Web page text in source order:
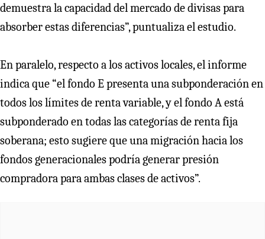
demuestra la capacidad del mercado de divisas para
absorber estas diferencias”, puntualiza el estudio.
En paralelo, respecto a los activos locales, el informe
indica que “el fondo E presenta una subponderación en
todos los límites de renta variable, y el fondo A está
subponderado en todas las categorías de renta fija
soberana; esto sugiere que una migración hacia los
fondos generacionales podría generar presión
compradora para ambas clases de activos”.